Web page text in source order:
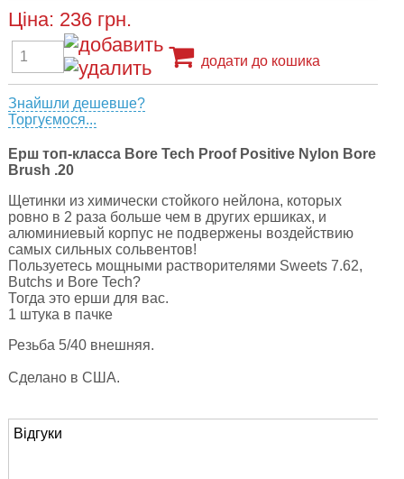
Ціна: 236 грн.
додати до кошика
Знайшли дешевше?
Торгуємося...
Ерш топ-класса Bore Tech Proof Positive Nylon Bore
Brush .20
Щетинки из химически стойкого нейлона, которых
ровно в 2 раза больше чем в других ершиках, и
алюминиевый корпус не подвержены воздействию
самых сильных сольвентов!
Пользуетесь мощными растворителями Sweets 7.62,
Butchs и Bore Tech?
Тогда это ерши для вас.
1 штука в пачке
Резьба 5/40 внешняя.
Сделано в США.
Відгуки